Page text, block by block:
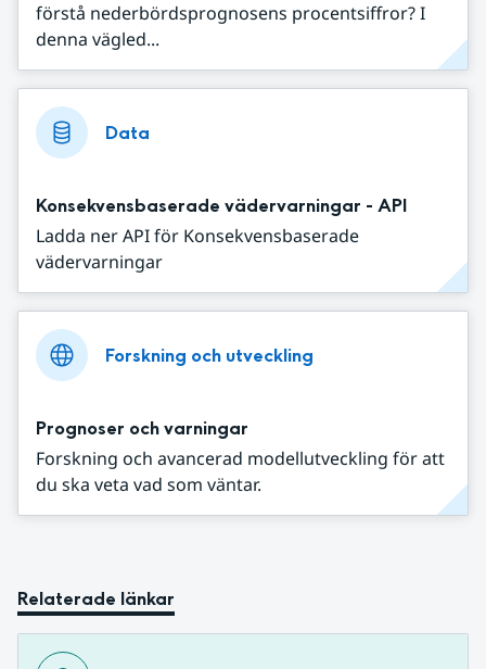
förstå nederbördsprognosens procentsiffror? I
denna vägled...
Data
Konsekvensbaserade vädervarningar - API
Ladda ner API för Konsekvensbaserade
vädervarningar
Forskning och utveckling
Prognoser och varningar
Forskning och avancerad modellutveckling för att
du ska veta vad som väntar.
Relaterade länkar